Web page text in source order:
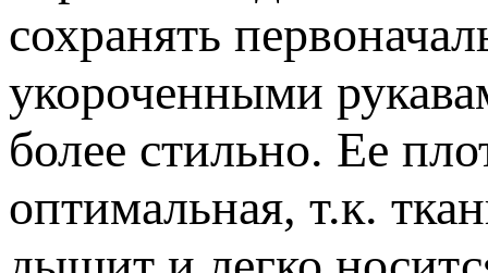
сохранять
укороченными
более стильно. Ее
оптимальная, т.к.